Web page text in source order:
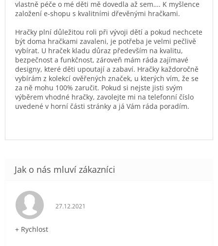
vlastně péče o mé děti mě dovedla až sem…. K myšlence
založení e-shopu s kvalitními dřevěnými hračkami.
Hračky plní důležitou roli při vývoji dětí a pokud nechcete
být doma hračkami zavaleni, je potřeba je velmi pečlivě
vybírat. U hraček kladu důraz především na kvalitu,
bezpečnost a funkčnost, zároveň mám ráda zajímavé
designy, které děti upoutají a zabaví. Hračky každoročně
vybírám z kolekcí ověřených značek, u kterých vím, že se
za ně mohu 100% zaručit. Pokud si nejste jisti svým
výběrem vhodné hračky, zavolejte mi na telefonní číslo
uvedené v horní části stránky a já Vám ráda poradím.
Hodnocení obchodu je 5 z 5 hvězdiček.
27.12.2021
+ Rychlost